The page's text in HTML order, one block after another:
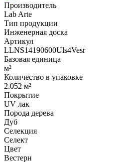
Производитель
Lab Arte
Тип продукции
Инженерная доска
Артикул
LLNS14190600Uls4Vesr
Базовая единица
м²
Количество в упаковке
2.052 м²
Покрытие
UV лак
Порода дерева
Дуб
Селекция
Селект
Цвет
Вестерн